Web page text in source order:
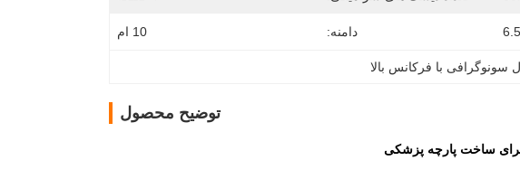
دامنه: 10 ام
سونوگرافی با فرکانس بالا
توضیح محصول